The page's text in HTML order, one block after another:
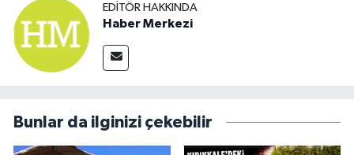
EDITÖR HAKKINDA
Haber Merkezi
Bunlar da ilginizi çekebilir